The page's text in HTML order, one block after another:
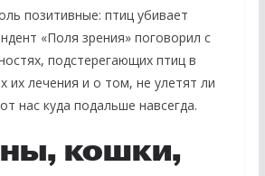
позитивные: птиц убивает
«Поля зрения» поговорил с
подстерегающих птиц в
их лечения и о том, не улетят ли
нас куда подальше навсегда.
кошки,